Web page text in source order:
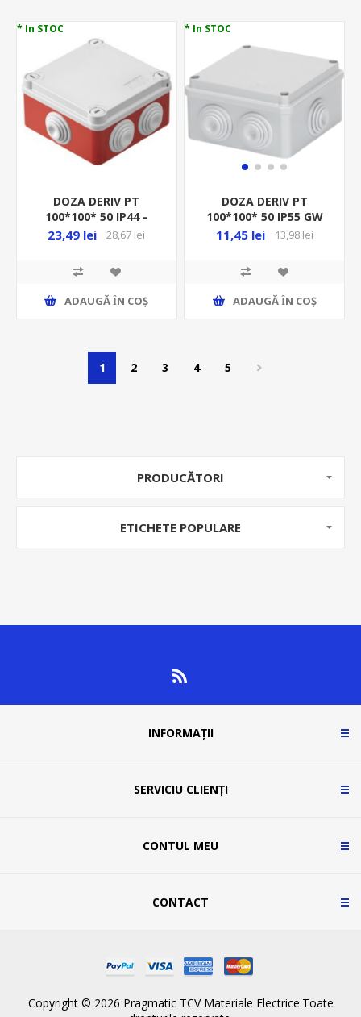
* In STOC
DOZA DERIV PT
100*100* 50 IP44 -
ROSIE- L/H/D CU
23,49 lei 28,67 lei
ADAUGĂ ȊN COŞ
* In STOC
DOZA DERIV PT
100*100* 50 IP55 GW
44004-GRI - L/H/D CU
11,45 lei 13,98 lei
ADAUGĂ ȊN COŞ
1 2 3 4 5
PRODUCĂTORI
ETICHETE POPULARE
INFORMAȚII
SERVICIU CLIENȚI
CONTUL MEU
CONTACT
Copyright © 2026 Pragmatic TCV Materiale Electrice.Toate